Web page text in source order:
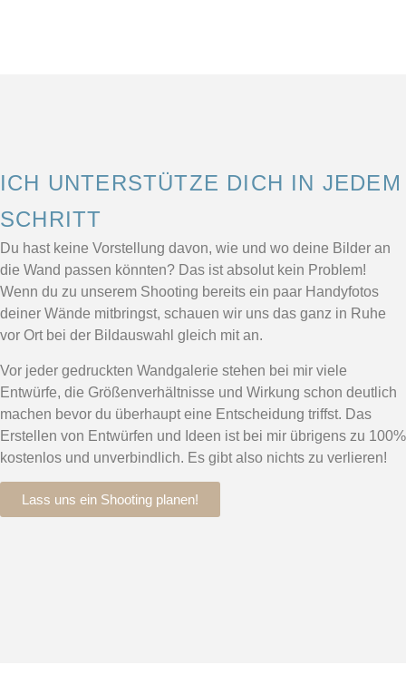
ICH UNTERSTÜTZE DICH IN JEDEM
SCHRITT
Du hast keine Vorstellung davon, wie und wo deine Bilder an
die Wand passen könnten? Das ist absolut kein Problem!
Wenn du zu unserem Shooting bereits ein paar Handyfotos
deiner Wände mitbringst, schauen wir uns das ganz in Ruhe
vor Ort bei der Bildauswahl gleich mit an.
Vor jeder gedruckten Wandgalerie stehen bei mir viele
Entwürfe, die Größenverhältnisse und Wirkung schon deutlich
machen bevor du überhaupt eine Entscheidung triffst. Das
Erstellen von Entwürfen und Ideen ist bei mir übrigens zu 100%
kostenlos und unverbindlich. Es gibt also nichts zu verlieren!
Lass uns ein Shooting planen!